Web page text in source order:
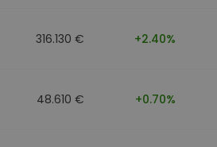
316.130 € +2.40%
48.610 € +0.70%